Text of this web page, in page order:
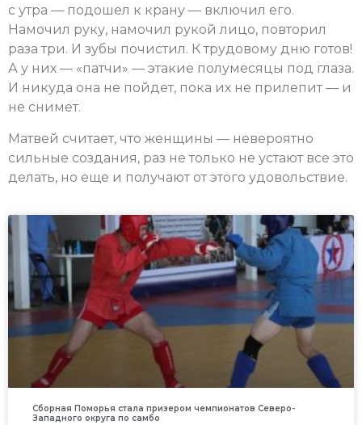
с утра — подошел к крану — включил его.
Намочил руку, намочил рукой лицо, повторил
раза три. И зубы почистил. К трудовому дню готов!
А у них — «патчи» — этакие полумесяцы под глаза.
И никуда она не пойдет, пока их не прилепит — и
не снимет.
Матвей считает, что женщины — невероятно
сильные создания, раз не только не устают все это
делать, но еще и получают от этого удовольствие.
Сборная Поморья стала призером чемпионатов Северо-
Западного округа по самбо